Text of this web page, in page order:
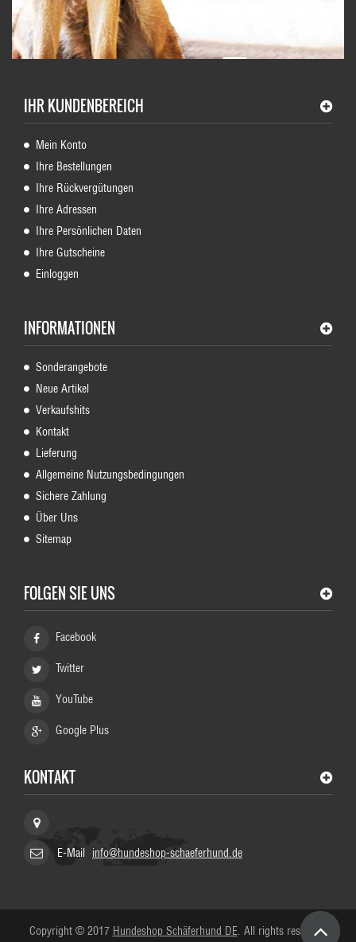
IHR KUNDENBEREICH
Mein Konto
Ihre Bestellungen
Ihre Rückvergütungen
Ihre Adressen
Ihre Persönlichen Daten
Ihre Gutscheine
Einloggen
INFORMATIONEN
Sonderangebote
Neue Artikel
Verkaufshits
Kontakt
Lieferung
Allgemeine Nutzungsbedingungen
Sichere Zahlung
Über Uns
Sitemap
FOLGEN SIE UNS
Facebook
Twitter
YouTube
Google Plus
KONTAKT
E-Mail info@hundeshop-schaeferhund.de
Copyright © 2017 Hundeshop Schäferhund DE. All rights reserved.